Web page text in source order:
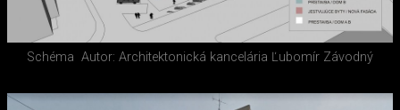
Schéma Autor: Architektonická kancelária Ľubomír Závodný